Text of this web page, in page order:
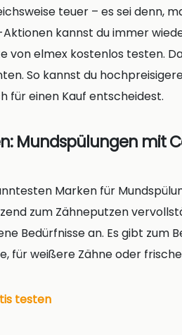
teuer – es sei denn,
kannst du immer
von elmex kostenlos testen.
So kannst du
für einen Kauf entscheidest.
Mundspülungen mit
Marken für
zum Zähneputzen
Bedürfnisse an. Es gibt zum
für weißere Zähne oder
testen